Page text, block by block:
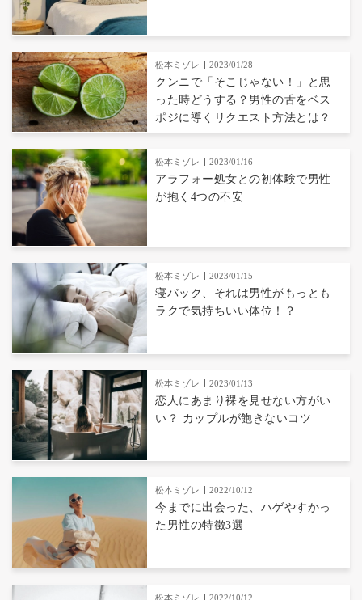
松本ミゾレ 2023/01/28
クンニで「そこじゃない！」と思
った時どうする？男性の舌をベス
ポジに導くリクエスト方法とは？
松本ミゾレ 2023/01/16
アラフォー処女との初体験で男性
が抱く4つの不安
松本ミゾレ 2023/01/15
寝バック、それは男性がもっとも
ラクで気持ちいい体位！？
松本ミゾレ 2023/01/13
恋人にあまり裸を見せない方がい
い？ カップルが飽きないコツ
松本ミゾレ 2022/10/12
今までに出会った、ハゲやすかっ
た男性の特徴3選
松本ミゾレ 2022/10/12